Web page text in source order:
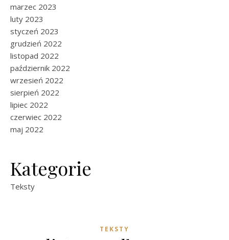
marzec 2023
luty 2023
styczeń 2023
grudzień 2022
listopad 2022
październik 2022
wrzesień 2022
sierpień 2022
lipiec 2022
czerwiec 2022
maj 2022
Kategorie
Teksty
TEKSTY